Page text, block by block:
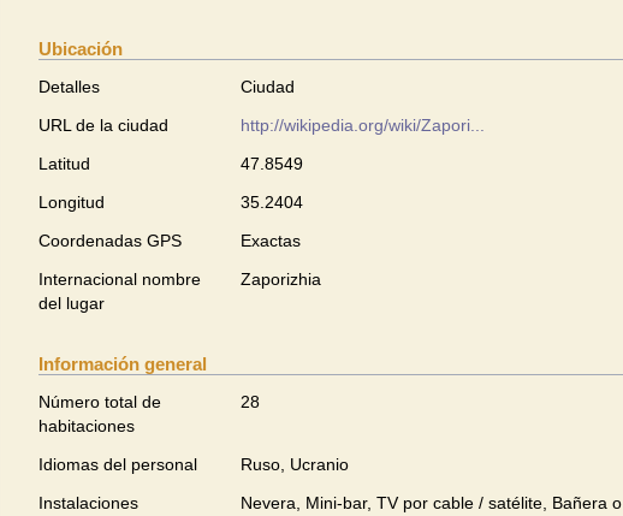
Ubicación
Detalles
Ciudad
URL de la ciudad
http://wikipedia.org/wiki/Zapori...
Latitud
47.8549
Longitud
35.2404
Coordenadas GPS
Exactas
Internacional nombre
del lugar
Zaporizhia
Información general
Número total de
habitaciones
28
Idiomas del personal
Ruso, Ucranio
Instalaciones
Nevera, Mini-bar, TV por cable / satélite, Bañera o